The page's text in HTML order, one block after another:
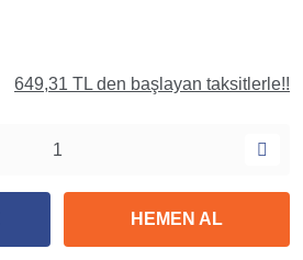
649,31 TL den başlayan taksitlerle!!
HEMEN AL